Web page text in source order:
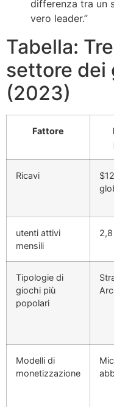
differenza tra un
vero leader.”
Tabella:
settore dei
(2023)
Fattore
Ricavi
utenti attivi
mensili
Tipologie di
giochi più
popolari
Modelli di
monetizzazione